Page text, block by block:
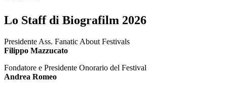
Lo Staff di Biografilm 2026
Presidente Ass. Fanatic About Festivals
Filippo Mazzucato
Fondatore e Presidente Onorario del Festival
Andrea Romeo